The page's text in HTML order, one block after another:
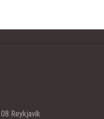
Reykjavík